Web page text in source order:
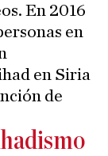
En 2016
en
en Siria
de